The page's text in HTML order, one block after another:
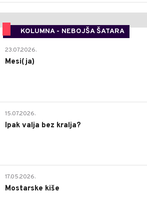
KOLUMNA - NEBOJŠA ŠATARA
23.07.2026.
Mesi(ja)
15.07.2026.
Ipak valja bez kralja?
17.05.2026.
Mostarske kiše